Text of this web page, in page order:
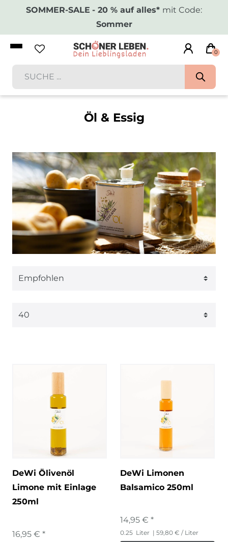
SOMMER-SALE - 20 % auf alles* mit Code:
Sommer
0
Öl & Essig
DeWi Ölivenöl
Limone mit Einlage
250ml
16,95 € *
DeWi Limonen
Balsamico 250ml
14,95 € *
0.25 Liter | 59,80 € / Liter